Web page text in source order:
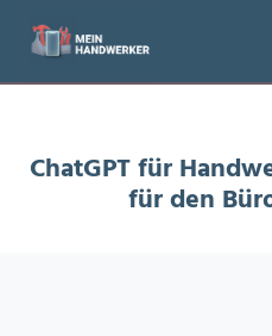
Startseite
ChatGPT für
2026
ChatGPT für
für den